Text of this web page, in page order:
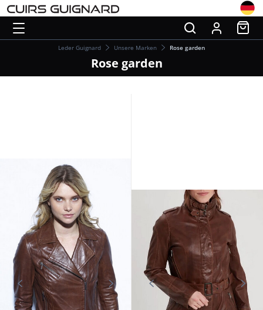
Leder Guignard Unsere Marken Rose garden
Rose garden